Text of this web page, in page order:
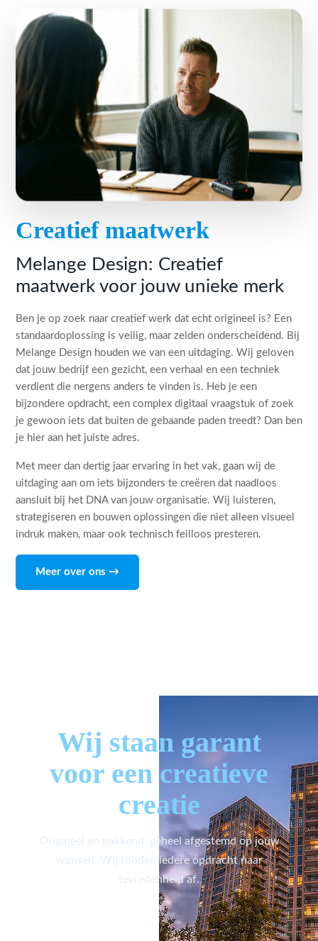
Creatief maatwerk
Melange Design: Creatief
maatwerk voor jouw unieke merk
Ben je op zoek naar creatief werk dat echt origineel is? Een
standaardoplossing is veilig, maar zelden onderscheidend. Bij
Melange Design houden we van een uitdaging. Wij geloven
dat jouw bedrijf een gezicht, een verhaal en een techniek
verdient die nergens anders te vinden is. Heb je een
bijzondere opdracht, een complex digitaal vraagstuk of zoek
je gewoon iets dat buiten de gebaande paden treedt? Dan ben
je hier aan het juiste adres.
Met meer dan dertig jaar ervaring in het vak, gaan wij de
uitdaging aan om iets bijzonders te creëren dat naadloos
aansluit bij het DNA van jouw organisatie. Wij luisteren,
strategiseren en bouwen oplossingen die niet alleen visueel
indruk maken, maar ook technisch feilloos presteren.
Meer over ons →
Wij staan garant
voor een creatieve
creatie
Origineel en pakkend, geheel afgestemd op jouw
wensen. Wij ronden iedere opdracht naar
tevredenheid af.